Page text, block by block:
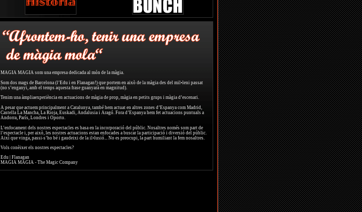
MAGIA MAGIA som una empresa dedicada al món de la màgia.
Som dos mags de Barcelona (l’Edu i en Flanagan!) que portem en això de la màgia des del mil•leni passat
(no s’enganyi, amb el temps aquesta frase guanyarà en magnitud).
Tenim una àmpliaexperiència en actuacions de màgia de prop, màgia en petits grups i màgia d’escenari.
A pesar que actuem principalment a Catalunya, també hem actuat en altres zones d’Espanya com Madrid,
Castella La Mancha, La Rioja, Euskadi, Andalusia i Aragó. Fora d’Espanya hem fet actuacions puntuals a
Andorra, París, Londres i Oporto.
L’enfocament dels nostres espectacles es basa en la incorporació del públic. Nosaltres només som part de
l’espectacle i, per això, les nostres actuacions estan enfocades a buscar la participació i diversió del públic.
Així que vinga, passi-s’ho bé i gaudeixi de la il•lusió... No es preocupi, la part humiliant la fem nosaltres.
Vols conèixer els nostres espectacles?
Edu | Flanagan
MAGIA MAGIA - The Magic Company